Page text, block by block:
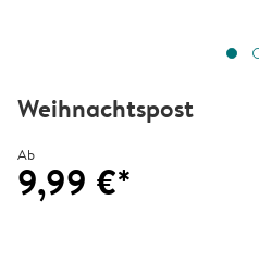
Weihnachtspost
Ab
9,99 €*